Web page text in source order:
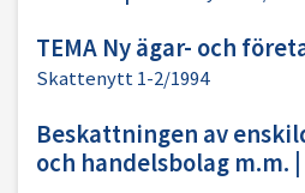
TEMA Ny ägar- och
Skattenytt 1-2/1994
Beskattningen av
och handelsbolag m.m.